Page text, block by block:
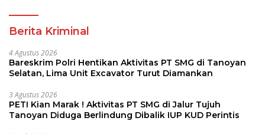
Berita Kriminal
4 Agustus 2026
Bareskrim Polri Hentikan Aktivitas PT SMG di Tanoyan
Selatan, Lima Unit Excavator Turut Diamankan
3 Agustus 2026
PETI Kian Marak ! Aktivitas PT SMG di Jalur Tujuh
Tanoyan Diduga Berlindung Dibalik IUP KUD Perintis